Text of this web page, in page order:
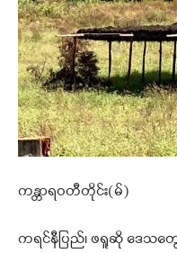
ကန္တာရဝတီတိုင်း(မ်)
ကရင်နီပြည်၊ ဖရူဆို ဒေသ